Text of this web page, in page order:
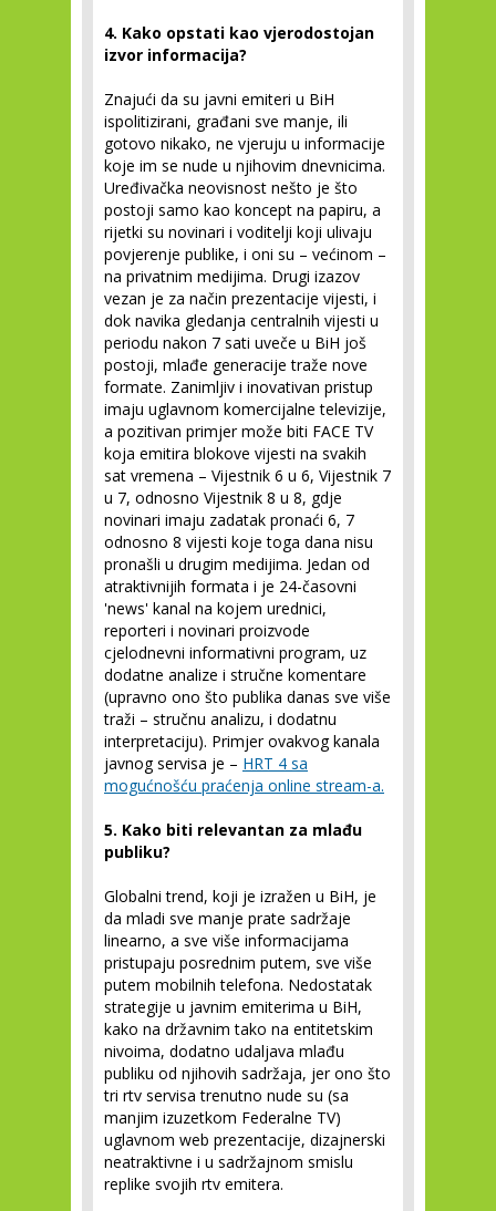
4. Kako opstati kao vjerodostojan
izvor informacija?
Znajući da su javni emiteri u BiH
ispolitizirani, građani sve manje, ili
gotovo nikako, ne vjeruju u informacije
koje im se nude u njihovim dnevnicima.
Uređivačka neovisnost nešto je što
postoji samo kao koncept na papiru, a
rijetki su novinari i voditelji koji ulivaju
povjerenje publike, i oni su – većinom –
na privatnim medijima. Drugi izazov
vezan je za način prezentacije vijesti, i
dok navika gledanja centralnih vijesti u
periodu nakon 7 sati uveče u BiH još
postoji, mlađe generacije traže nove
formate. Zanimljiv i inovativan pristup
imaju uglavnom komercijalne televizije,
a pozitivan primjer može biti FACE TV
koja emitira blokove vijesti na svakih
sat vremena – Vijestnik 6 u 6, Vijestnik 7
u 7, odnosno Vijestnik 8 u 8, gdje
novinari imaju zadatak pronaći 6, 7
odnosno 8 vijesti koje toga dana nisu
pronašli u drugim medijima. Jedan od
atraktivnijih formata i je 24-časovni
'news' kanal na kojem urednici,
reporteri i novinari proizvode
cjelodnevni informativni program, uz
dodatne analize i stručne komentare
(upravno ono što publika danas sve više
traži – stručnu analizu, i dodatnu
interpretaciju). Primjer ovakvog kanala
javnog servisa je – HRT 4 sa
mogućnošću praćenja online stream-a.
5. Kako biti relevantan za mlađu
publiku?
Globalni trend, koji je izražen u BiH, je
da mladi sve manje prate sadržaje
linearno, a sve više informacijama
pristupaju posrednim putem, sve više
putem mobilnih telefona. Nedostatak
strategije u javnim emiterima u BiH,
kako na državnim tako na entitetskim
nivoima, dodatno udaljava mlađu
publiku od njihovih sadržaja, jer ono što
tri rtv servisa trenutno nude su (sa
manjim izuzetkom Federalne TV)
uglavnom web prezentacije, dizajnerski
neatraktivne i u sadržajnom smislu
replike svojih rtv emitera.